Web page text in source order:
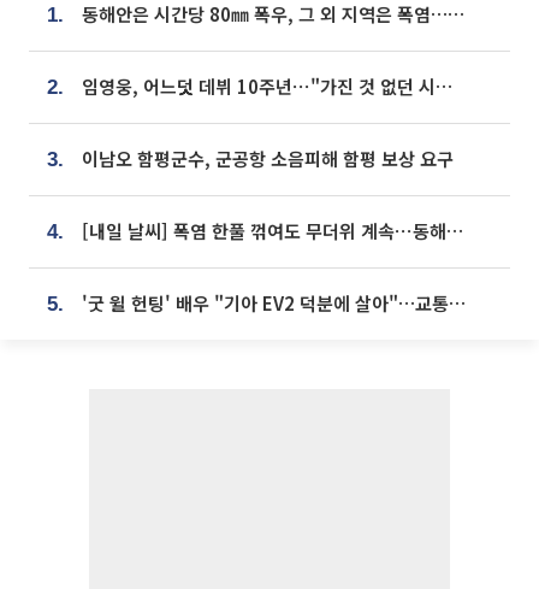
1. 동해안은 시간당 80㎜ 폭우, 그 외 지역은 폭염…‘극과 극 날씨’
2. 임영웅, 어느덧 데뷔 10주년⋯"가진 것 없던 시절, 내 앞엔 20명의 팬뿐"
3. 이남오 함평군수, 군공항 소음피해 함평 보상 요구
4. [내일 날씨] 폭염 한풀 꺾여도 무더위 계속⋯동해안 이틀 연속 비
5. '굿 윌 헌팅' 배우 "기아 EV2 덕분에 살아"…교통사고 후 안전성 극찬